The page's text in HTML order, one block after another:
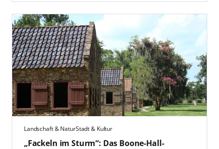
Landschaft & NaturStadt & Kultur
„Fackeln im Sturm“: Das Boone-Hall-